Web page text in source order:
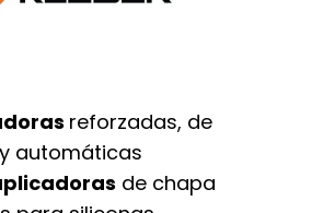
reforzadas, de
automáticas
de chapa